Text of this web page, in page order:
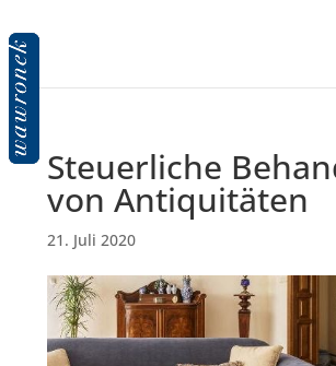
Steuerliche
von Antiquitäten
21. Juli 2020